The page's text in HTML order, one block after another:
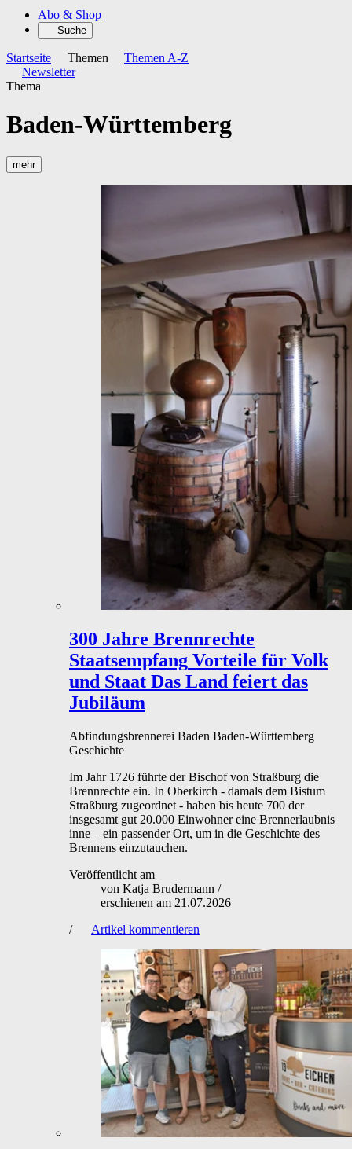
Abo & Shop
Suche
Startseite Themen
Themen A-Z
Newsletter
Thema
Baden-Württemberg
mehr
300 Jahre Brennrechte
Staatsempfang Vorteile für Volk
und Staat Das Land feiert das
Jubiläum
Abfindungsbrennerei Baden Baden-Württemberg
Geschichte
Im Jahr 1726 führte der Bischof von Straßburg die
Brennrechte ein. In Oberkirch - damals dem Bistum
Straßburg zugeordnet - haben bis heute 700 der
insgesamt gut 20.000 Einwohner eine Brennerlaubnis
inne – ein passender Ort, um in die Geschichte des
Brennens einzutauchen.
Veröffentlicht am
von Katja Brudermann /
erschienen am 21.07.2026
/
Artikel kommentieren